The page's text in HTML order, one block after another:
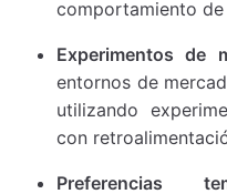
comportamiento
Experimentos de
entornos de
utilizando
con
Preferencias